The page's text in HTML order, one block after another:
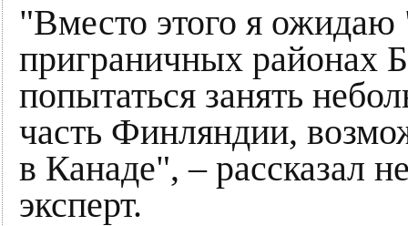
"Вместо этого я
приграничных районах
попытаться занять
часть Финляндии,
в Канаде", – рассказал
эксперт.